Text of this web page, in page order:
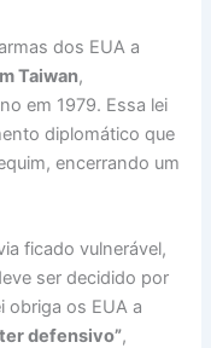
dos EUA a
Taiwan,
em 1979. Essa lei
diplomático que
encerrando um
ficado vulnerável,
ser decidido por
obriga os EUA a
defensivo”,